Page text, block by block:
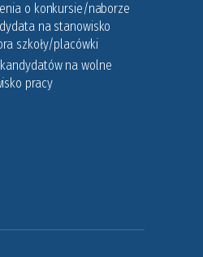
o konkursie/naborze
na stanowisko
szkoły/placówki
na wolne
pracy